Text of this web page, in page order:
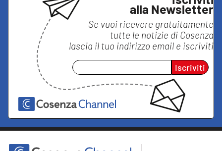
alla Newsletter
Se vuoi ricevere gratuitamente
tutte le notizie di Cosenza
lascia il tuo indirizzo email e iscriviti
Iscriviti